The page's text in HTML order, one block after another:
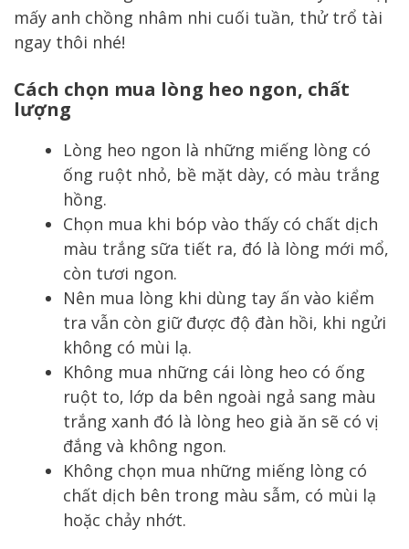
mấy anh chồng nhâm nhi cuối tuần, thử trổ tài
ngay thôi nhé!
Cách chọn mua lòng heo ngon, chất
lượng
Lòng heo ngon là những miếng lòng có
ống ruột nhỏ, bề mặt dày, có màu trắng
hồng.
Chọn mua khi bóp vào thấy có chất dịch
màu trắng sữa tiết ra, đó là lòng mới mổ,
còn tươi ngon.
Nên mua lòng khi dùng tay ấn vào kiểm
tra vẫn còn giữ được độ đàn hồi, khi ngửi
không có mùi lạ.
Không mua những cái lòng heo có ống
ruột to, lớp da bên ngoài ngả sang màu
trắng xanh đó là lòng heo già ăn sẽ có vị
đắng và không ngon.
Không chọn mua những miếng lòng có
chất dịch bên trong màu sẫm, có mùi lạ
hoặc chảy nhớt.